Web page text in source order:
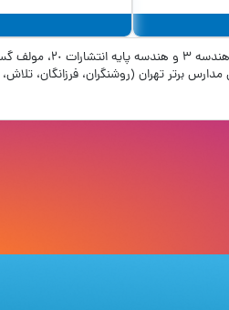
◾١٧ سال سابقه تدريس رياضيات
مدارس برتر تهران (روشنگران، فرزانگان،